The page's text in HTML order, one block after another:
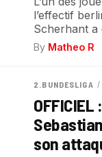
l’effectif
Scherhant a
By Matheo R
2.BUNDESLIGA /
son